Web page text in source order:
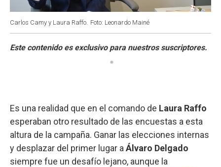
Carlos Camy y Laura Raffo. Foto: Leonardo Mainé
Es una realidad que en el comando de Laura Raffo
esperaban otro resultado de las encuestas a esta
altura de la campaña. Ganar las elecciones internas
y desplazar del primer lugar a Álvaro Delgado
siempre fue un desafío lejano, aunque la